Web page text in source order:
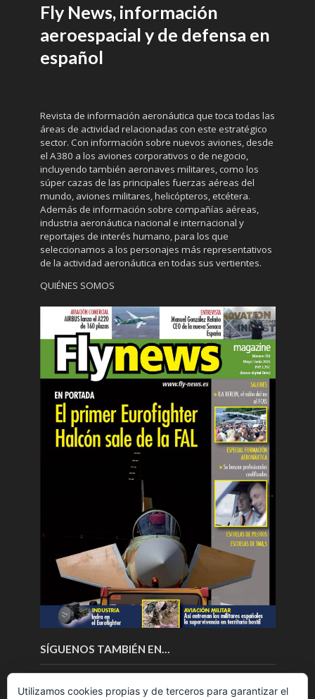
Fly News, información
aeroespacial y de defensa en
español
Revista de información aeronáutica que toca todas las
áreas de actividad relacionadas con este estratégico
sector. Con información sobre nuevos aviones, desde
el A380 a los aviones corporativos o de negocio,
incluyendo también aeronaves militares, como los
súper cazas de las principales fuerzas aéreas del
mundo, aviones militares, helicópteros, etcétera.
Además de información sobre compañías aéreas,
industria aeronáutica nacional e internacional y
reportajes de interés humano, para los que
seleccionamos a los personajes más representativos
de la actividad aeronáutica en todas sus vertientes.
QUIÉNES SOMOS
SÍGUENOS TAMBIÉN EN…
Utilizamos cookies propias y de terceros para garantizar el